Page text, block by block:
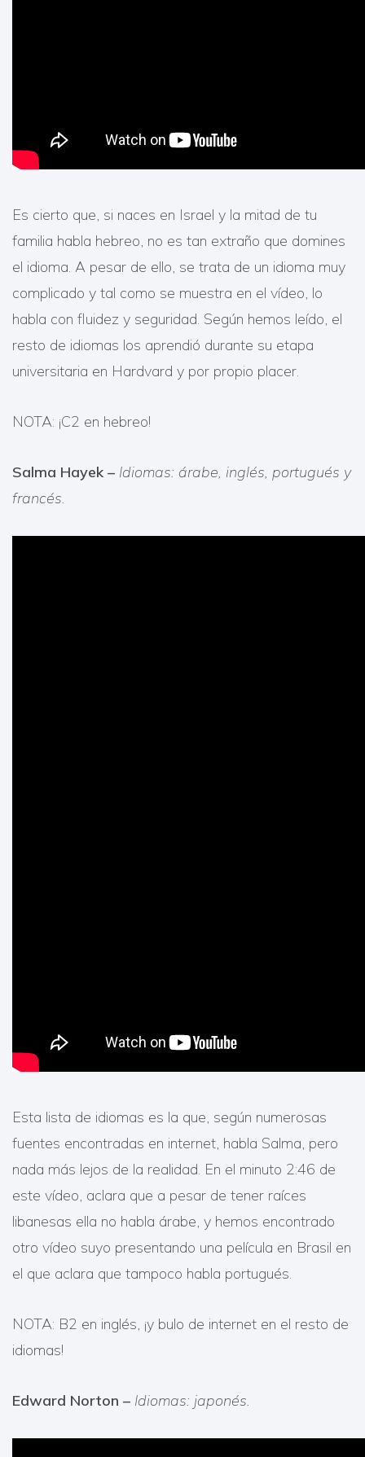
Es cierto que, si naces en Israel y la mitad de tu
familia habla hebreo, no es tan extraño que domines
el idioma. A pesar de ello, se trata de un idioma muy
complicado y tal como se muestra en el vídeo, lo
habla con fluidez y seguridad. Según hemos leído, el
resto de idiomas los aprendió durante su etapa
universitaria en Hardvard y por propio placer.
NOTA: ¡C2 en hebreo!
Salma Hayek – Idiomas: árabe, inglés, portugués y
francés.
Esta lista de idiomas es la que, según numerosas
fuentes encontradas en internet, habla Salma, pero
nada más lejos de la realidad. En el minuto 2:46 de
este vídeo, aclara que a pesar de tener raíces
libanesas ella no habla árabe, y hemos encontrado
otro vídeo suyo presentando una película en Brasil en
el que aclara que tampoco habla portugués.
NOTA: B2 en inglés, ¡y bulo de internet en el resto de
idiomas!
Edward Norton – Idiomas: japonés.